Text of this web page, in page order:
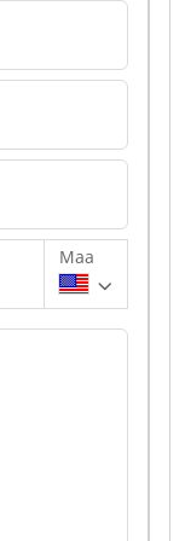
Maa